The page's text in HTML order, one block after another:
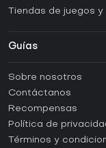
Tiendas de juegos
Guías
Guías y tutoriales
¿Cómo activar una
¿Cómo activar una
¿Cómo activar una
Sobre nosotros
Contáctanos
Recompensas
Política de
Términos y